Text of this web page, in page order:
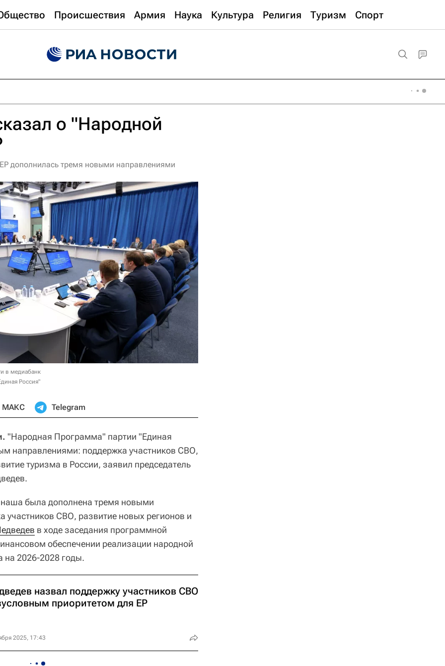
Происшествия Армия Наука Культура Религия Туризм Спорт
о "Народной
дополнилась тремя новыми направлениями
в медиабанк
Россия"
МАКС Telegram
"Народная Программа" партии "Единая
направлениями: поддержка участников СВО,
туризма в России, заявил председатель
была дополнена тремя новыми
участников СВО, развитие новых регионов и
в ходе заседания программной
обеспечении реализации народной
на 2026-2028 годы.
назвал поддержку участников СВО
приоритетом для ЕР
2025, 17:43